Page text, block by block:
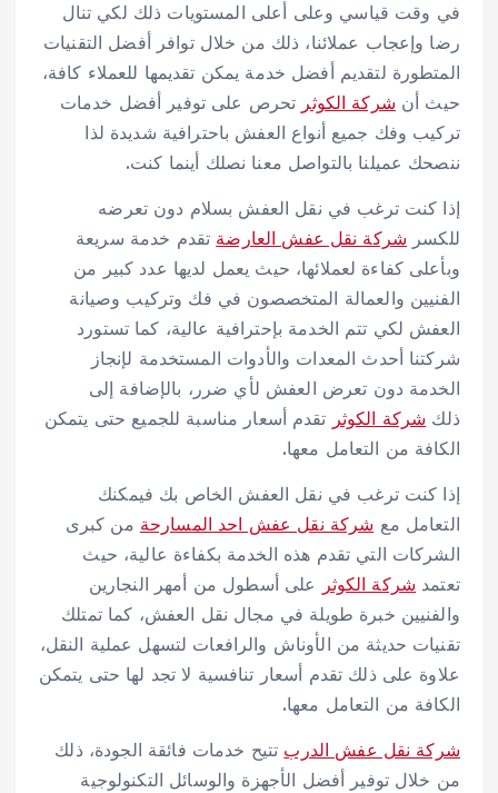
في وقت قياسي وعلى أعلى المستويات ذلك لكي تنال
رضا وإعجاب عملائنا، ذلك من خلال توافر أفضل التقنيات
المتطورة لتقديم أفضل خدمة يمكن تقديمها للعملاء كافة،
حيث أن شركة الكوثر تحرص على توفير أفضل خدمات
تركيب وفك جميع أنواع العفش باحترافية شديدة لذا
ننصحك عميلنا بالتواصل معنا نصلك أينما كنت.
إذا كنت ترغب في نقل العفش بسلام دون تعرضه
للكسر شركة نقل عفش العارضة تقدم خدمة سريعة
وبأعلى كفاءة لعملائها، حيث يعمل لديها عدد كبير من
الفنيين والعمالة المتخصصون في فك وتركيب وصيانة
العفش لكي تتم الخدمة بإحترافية عالية، كما تستورد
شركتنا أحدث المعدات والأدوات المستخدمة لإنجاز
الخدمة دون تعرض العفش لأي ضرر، بالإضافة إلى
ذلك شركة الكوثر تقدم أسعار مناسبة للجميع حتى يتمكن
الكافة من التعامل معها.
إذا كنت ترغب في نقل العفش الخاص بك فيمكنك
التعامل مع شركة نقل عفش احد المسارحة من كبرى
الشركات التي تقدم هذه الخدمة بكفاءة عالية، حيث
تعتمد شركة الكوثر
على أسطول من أمهر النجارين
والفنيين خبرة طويلة في مجال نقل العفش، كما تمتلك
تقنيات حديثة من الأوناش والرافعات لتسهل عملية النقل،
علاوة على ذلك تقدم أسعار تنافسية لا تجد لها حتى يتمكن
الكافة من التعامل معها.
شركة نقل عفش الدرب تتيح خدمات فائقة الجودة، ذلك
من خلال توفير أفضل الأجهزة والوسائل التكنولوجية